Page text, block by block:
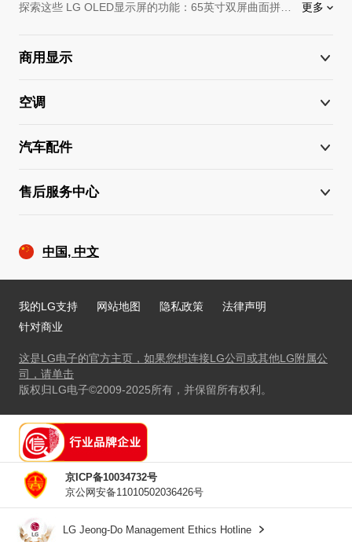
更多
商用显示
空调
汽车配件
售后服务中心
中国, 中文
我的LG支持 网站地图 隐私政策
法律声明
针对商业
这是LG电子的官方主页，如果您想连接LG公司或其他LG附属公
司，请单击
版权归LG电子©2009-2025所有，并保留所有权利。
京ICP备10034732号
京公网安备11010502036426号
LG Jeong-Do Management Ethics Hotline